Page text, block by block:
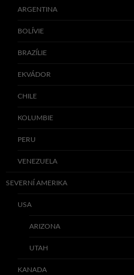
ARGENTINA
BOLÍVIE
BRAZÍLIE
EKVÁDOR
CHILE
KOLUMBIE
PERU
VENEZUELA
SEVERNÍ AMERIKA
USA
ARIZONA
UTAH
KANADA